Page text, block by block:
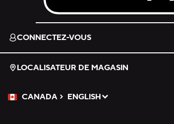
Download on the App Store.
CONNECTEZ-VOUS
LOCALISATEUR DE MAGASIN
CANADA
Veuillez sélectionner une langue
ENGLISH
Sélectionné